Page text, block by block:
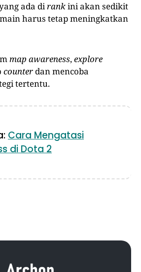
ada dirankini akan sedikit
harus tetap meningkatkan
map awareness,explore
counter dan mencoba
tertentu.
Cara Mengatasi
di Dota 2